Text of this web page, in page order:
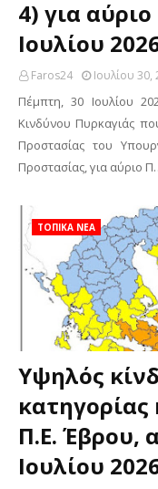
4) για
Ιουλίου
Faros24 Ιουλίου 30,
Πέμπτη, 30 Ιουλίου
Κινδύνου Πυρκαγιάς
Προστασίας του
Προστασίας, για αύριο
ΤΟΠΙΚΑ ΝΕΑ
Υψηλός
κατηγορίας
Π.Ε. Έβρου,
Ιουλίου